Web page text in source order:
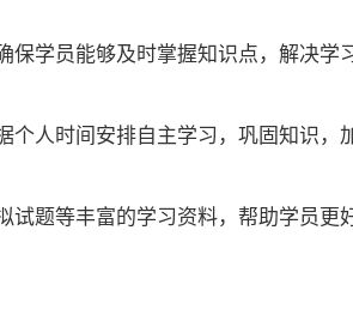
保学员能够及时掌握知识点，解决学
个人时间安排自主学习，巩固知识，
试题等丰富的学习资料，帮助学员更